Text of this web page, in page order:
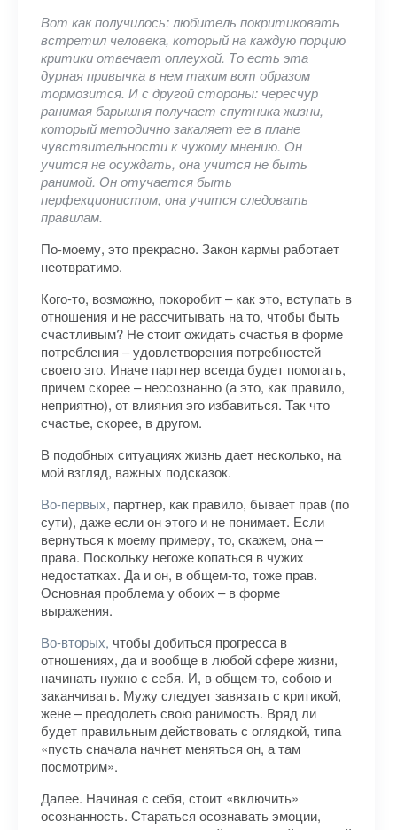
Вот как получилось: любитель покритиковать
встретил человека, который на каждую порцию
критики отвечает оплеухой. То есть эта
дурная привычка в нем таким вот образом
тормозится. И с другой стороны: чересчур
ранимая барышня получает спутника жизни,
который методично закаляет ее в плане
чувствительности к чужому мнению. Он
учится не осуждать, она учится не быть
ранимой. Он отучается быть
перфекционистом, она учится следовать
правилам.
По-моему, это прекрасно. Закон кармы работает
неотвратимо.
Кого-то, возможно, покоробит – как это, вступать в
отношения и не рассчитывать на то, чтобы быть
счастливым? Не стоит ожидать счастья в форме
потребления – удовлетворения потребностей
своего эго. Иначе партнер всегда будет помогать,
причем скорее – неосознанно (а это, как правило,
неприятно), от влияния эго избавиться. Так что
счастье, скорее, в другом.
В подобных ситуациях жизнь дает несколько, на
мой взгляд, важных подсказок.
Во-первых, партнер, как правило, бывает прав (по
сути), даже если он этого и не понимает. Если
вернуться к моему примеру, то, скажем, она –
права. Поскольку негоже копаться в чужих
недостатках. Да и он, в общем-то, тоже прав.
Основная проблема у обоих – в форме
выражения.
Во-вторых, чтобы добиться прогресса в
отношениях, да и вообще в любой сфере жизни,
начинать нужно с себя. И, в общем-то, собою и
заканчивать. Мужу следует завязать с критикой,
жене – преодолеть свою ранимость. Вряд ли
будет правильным действовать с оглядкой, типа
«пусть сначала начнет меняться он, а там
посмотрим».
Далее. Начиная с себя, стоит «включить»
осознанность. Стараться осознавать эмоции,